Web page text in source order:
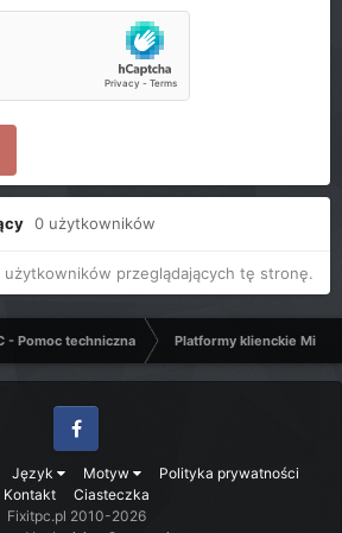
0 użytkowników
użytkowników przeglądających tę stronę.
- Pomoc techniczna Platformy klienckie
Język Motyw
Polityka prywatności
Kontakt
Ciasteczka
Facebook
Fixitpc.pl 2010-2026